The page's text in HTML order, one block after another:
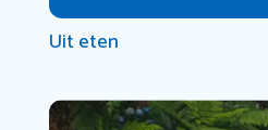
Uit eten